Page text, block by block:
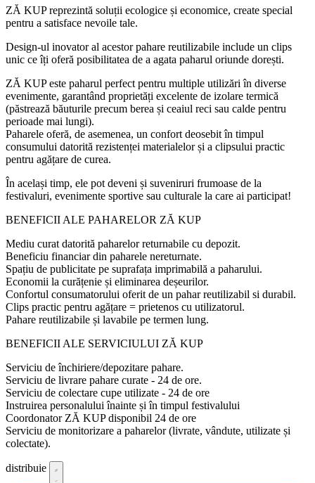
ZĂ KUP reprezintă soluții ecologice și economice, create special
pentru a satisface nevoile tale.
Design-ul inovator al acestor pahare reutilizabile include un clips
unic ce îți oferă posibilitatea de a agata paharul oriunde dorești.
ZĂ KUP este paharul perfect pentru multiple utilizări în diverse
evenimente, garantând proprietăți excelente de izolare termică
(păstrează băuturile precum berea și ceaiul reci sau calde pentru
perioade mai lungi).
Paharele oferă, de asemenea, un confort deosebit în timpul
consumului datorită rezistenței materialelor și a clipsului practic
pentru agățare de curea.
În același timp, ele pot deveni și suveniruri frumoase de la
festivaluri, evenimente sportive sau culturale la care ai participat!
BENEFICII ALE PAHARELOR ZĂ KUP
Mediu curat datorită paharelor returnabile cu depozit.
Beneficiu financiar din paharele nereturnate.
Spațiu de publicitate pe suprafața imprimabilă a paharului.
Economii la curățenie și eliminarea deșeurilor.
Confortul consumatorului oferit de un pahar reutilizabil si durabil.
Clips practic pentru agățare = prietenos cu utilizatorul.
Pahare reutilizabile și lavabile pe termen lung.
BENEFICII ALE SERVICIULUI ZĂ KUP
Serviciu de închiriere/depozitare pahare.
Serviciu de livrare pahare curate - 24 de ore.
Serviciu de colectare cupe utilizate - 24 de ore
Instruirea personalului înainte și în timpul festivalului
Coordonator ZĂ KUP disponibil 24 de ore
Serviciu de monitorizare a paharelor (livrate, vândute, utilizate și
colectate).
distribuie